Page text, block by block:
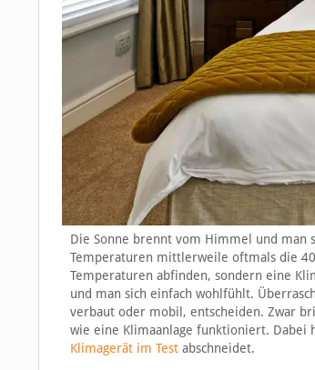
Die Sonne brennt vom Himmel und
Temperaturen mittlerweile oftmals die
Temperaturen abfinden, sondern eine
und man sich einfach wohlfühlt.
verbaut oder mobil, entscheiden. Zwar
wie eine Klimaanlage funktioniert. Dabei
Klimagerät im Testabschneidet.